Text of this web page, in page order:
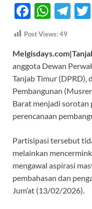
F
ac
e
b
o
o
k
W
at
s
A
p
p
T
gr
a
m
Post Views:49
anggota Dewan
Tanjab Timur (DPRD),
Pembangunan
Barat menjadi sorotan
perencanaan
Partisipasi tersebut
melainkan
mengawal aspirasi
pembahasan dan
Jum’at (13/02/2026).